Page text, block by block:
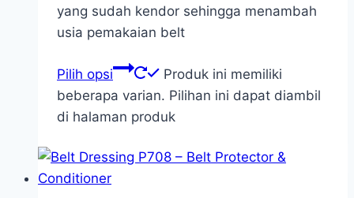
yang sudah kendor sehingga menambah
usia pemakaian belt
Pilih opsi
Produk ini memiliki
beberapa varian. Pilihan ini dapat diambil
di halaman produk